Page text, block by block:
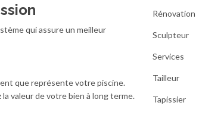
qui assure un meilleur
que représente votre piscine.
valeur de votre bien à long terme.
Rénovation
Sculpteur
Services
Tailleur
Tapissier